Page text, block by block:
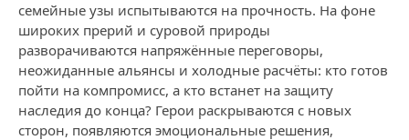
семейные узы испытываются на прочность. На фоне
широких прерий и суровой природы
разворачиваются напряжённые переговоры,
неожиданные альянсы и холодные расчёты: кто готов
пойти на компромисс, а кто встанет на защиту
наследия до конца? Герои раскрываются с новых
сторон, появляются эмоциональные решения,